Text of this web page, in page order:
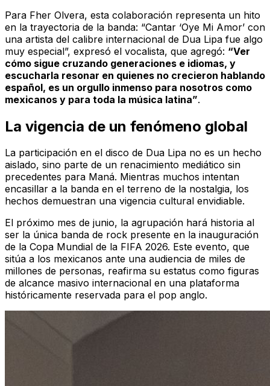
Para Fher Olvera, esta colaboración representa un hito
en la trayectoria de la banda: “Cantar ‘Oye Mi Amor’ con
una artista del calibre internacional de Dua Lipa fue algo
muy especial”, expresó el vocalista, que agregó: “Ver
cómo sigue cruzando generaciones e idiomas, y
escucharla resonar en quienes no crecieron hablando
español, es un orgullo inmenso para nosotros como
mexicanos y para toda la música latina”.
La vigencia de un fenómeno global
La participación en el disco de Dua Lipa no es un hecho
aislado, sino parte de un renacimiento mediático sin
precedentes para Maná. Mientras muchos intentan
encasillar a la banda en el terreno de la nostalgia, los
hechos demuestran una vigencia cultural envidiable.
El próximo mes de junio, la agrupación hará historia al
ser la única banda de rock presente en la inauguración
de la Copa Mundial de la FIFA 2026. Este evento, que
sitúa a los mexicanos ante una audiencia de miles de
millones de personas, reafirma su estatus como figuras
de alcance masivo internacional en una plataforma
históricamente reservada para el pop anglo.